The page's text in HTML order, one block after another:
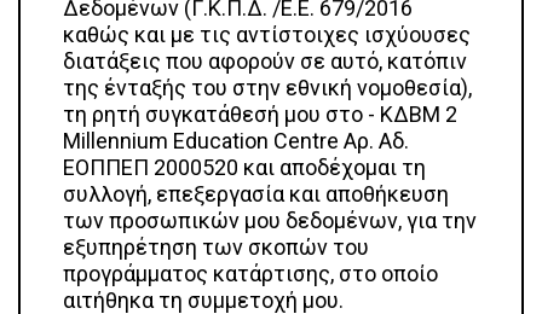
Δεδομένων (Γ.Κ.Π.Δ. /Ε.Ε. 679/2016
καθώς και με τις αντίστοιχες ισχύουσες
διατάξεις που αφορούν σε αυτό, κατόπιν
της ένταξής του στην εθνική νομοθεσία),
τη ρητή συγκατάθεσή μου στο - ΚΔΒΜ 2
Millennium Education Centre Αρ. Αδ.
ΕΟΠΠΕΠ 2000520 και αποδέχομαι τη
συλλογή, επεξεργασία και αποθήκευση
των προσωπικών μου δεδομένων, για την
εξυπηρέτηση των σκοπών του
προγράμματος κατάρτισης, στο οποίο
αιτήθηκα τη συμμετοχή μου.